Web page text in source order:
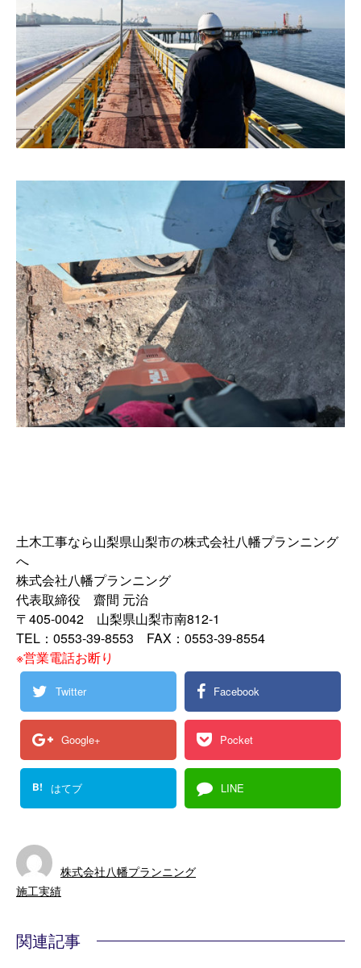
土木工事なら山梨県山梨市の株式会社八幡プランニング
へ
株式会社八幡プランニング
代表取締役 齋間 元治
〒405-0042 山梨県山梨市南812-1
TEL：0553-39-8553 FAX：0553-39-8554
※営業電話お断り
Twitter Facebook
Google+ Pocket
B! はてブ LINE
株式会社八幡プランニング
施工実績
関連記事